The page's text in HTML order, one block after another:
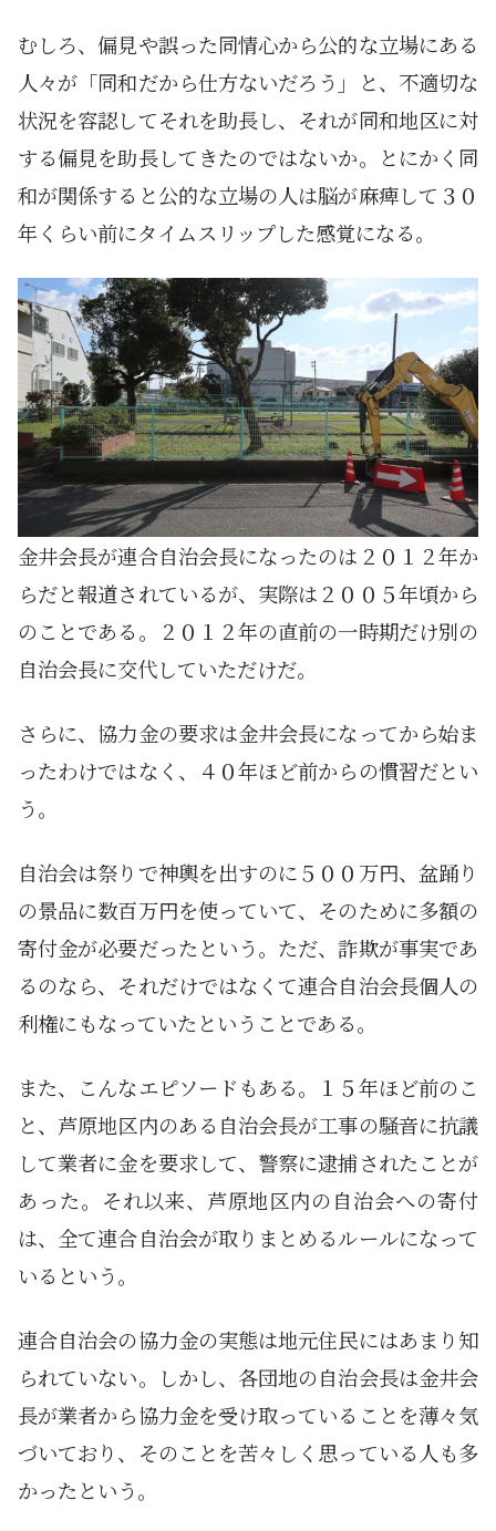
むしろ、偏見や誤った同情心から公的な立場にある
人々が「同和だから仕方ないだろう」と、不適切な
状況を容認してそれを助長し、それが同和地区に対
する偏見を助長してきたのではないか。とにかく同
和が関係すると公的な立場の人は脳が麻痺して３０
年くらい前にタイムスリップした感覚になる。
金井会長が連合自治会長になったのは２０１２年か
らだと報道されているが、実際は２００５年頃から
のことである。２０１２年の直前の一時期だけ別の
自治会長に交代していただけだ。
さらに、協力金の要求は金井会長になってから始ま
ったわけではなく、４０年ほど前からの慣習だとい
う。
自治会は祭りで神輿を出すのに５００万円、盆踊り
の景品に数百万円を使っていて、そのために多額の
寄付金が必要だったという。ただ、詐欺が事実であ
るのなら、それだけではなくて連合自治会長個人の
利権にもなっていたということである。
また、こんなエピソードもある。１５年ほど前のこ
と、芦原地区内のある自治会長が工事の騒音に抗議
して業者に金を要求して、警察に逮捕されたことが
あった。それ以来、芦原地区内の自治会への寄付
は、全て連合自治会が取りまとめるルールになって
いるという。
連合自治会の協力金の実態は地元住民にはあまり知
られていない。しかし、各団地の自治会長は金井会
長が業者から協力金を受け取っていることを薄々気
づいており、そのことを苦々しく思っている人も多
かったという。